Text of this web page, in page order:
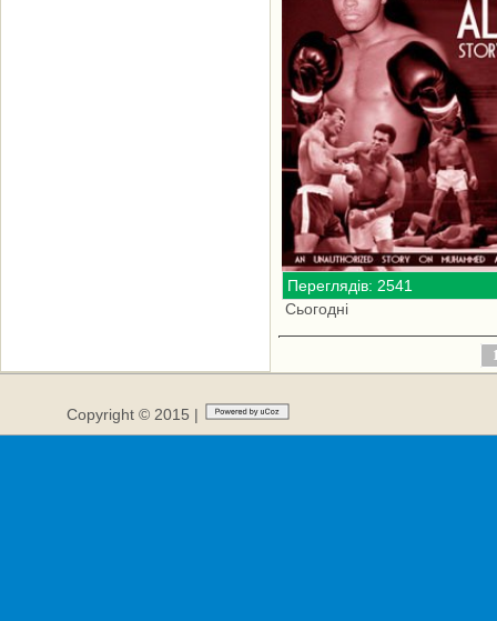
Переглядів: 2541
Сьогодні
Copyright © 2015 |